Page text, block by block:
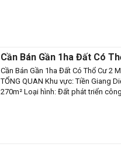
Cần Bán Gần 1ha Đất Có
Tiền Giang – CB1236(1092)
Cần Bán Gần 1ha Đất Có Thổ Cư 2
TỔNG QUAN Khu vực: Tiền Giang
270m² Loại hình: Đất phát triển